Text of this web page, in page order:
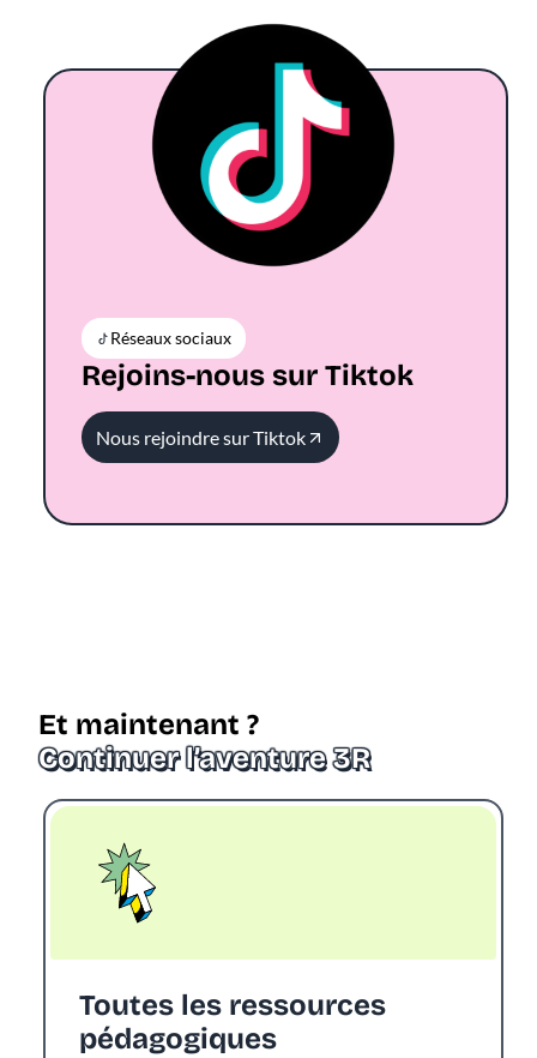
Réseaux sociaux
Rejoins-nous sur Tiktok
Nous rejoindre sur Tiktok
Et maintenant ?
Continuer l’aventure3R
Toutes les ressources
pédagogiques